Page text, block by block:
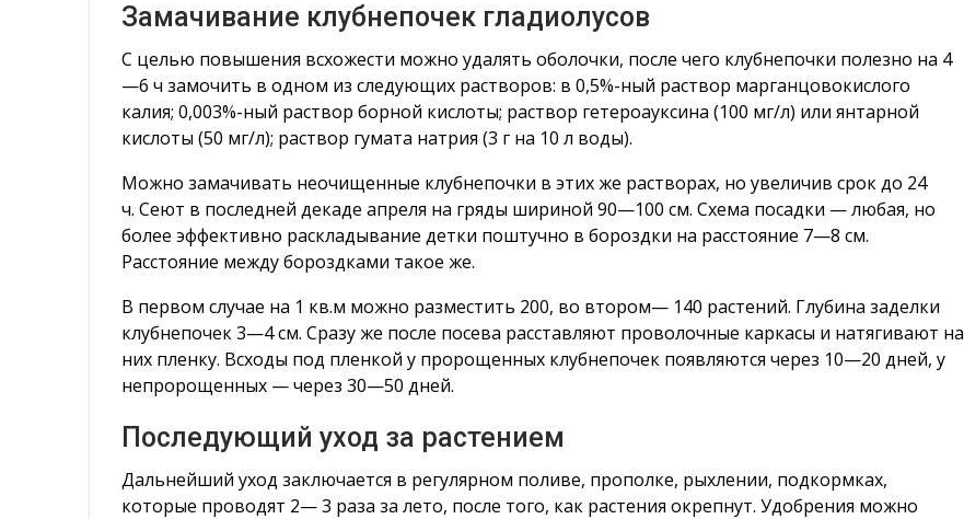
Замачивание клубнепочек гладиолусов
С целью повышения всхожести можно удалять оболочки, после чего клубнепочки полезно на 4
—6 ч замочить в одном из следующих растворов: в 0,5%-ный раствор марганцовокислого
калия; 0,003%-ный раствор борной кислоты; раствор гетероауксина (100 мг/л) или янтарной
кислоты (50 мг/л); раствор гумата натрия (3 г на 10 л воды).
Можно замачивать неочищенные клубнепочки в этих же растворах, но увеличив срок до 24
ч. Сеют в последней декаде апреля на гряды шириной 90—100 см. Схема посадки — любая, но
более эффективно раскладывание детки поштучно в бороздки на расстояние 7—8 см.
Расстояние между бороздками такое же.
В первом случае на 1 кв.м можно разместить 200, во втором— 140 растений. Глубина заделки
клубнепочек 3—4 см. Сразу же после посева расставляют проволочные каркасы и натягивают на
них пленку. Всходы под пленкой у пророщенных клубнепочек появляются через 10—20 дней, у
непророщенных — через 30—50 дней.
Последующий уход за растением
Дальнейший уход заключается в регулярном поливе, прополке, рыхлении, подкормках,
которые проводят 2— 3 раза за лето, после того, как растения окрепнут. Удобрения можно